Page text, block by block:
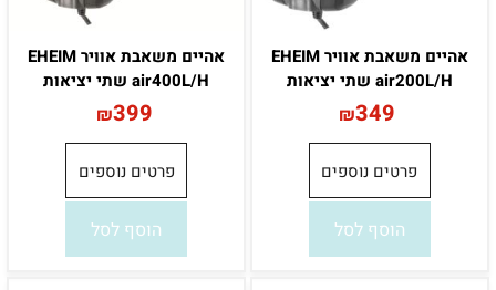
אהיים משאבת אוויר EHEIM
air200L/H שתי יציאות
₪349
פרטים נוספים
הוסף לסל
אהיים משאבת אוויר EHEIM
air400L/H שתי יציאות
₪399
פרטים נוספים
הוסף לסל